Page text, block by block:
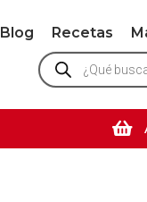
Blog Recetas